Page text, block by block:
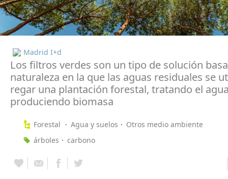
Madrid I+d
Los filtros verdes son un tipo de solución
naturaleza en la que las aguas residuales se
regar una plantación forestal, tratando el
produciendo biomasa
Forestal Agua y suelos
Otros medio ambiente
árboles
carbono